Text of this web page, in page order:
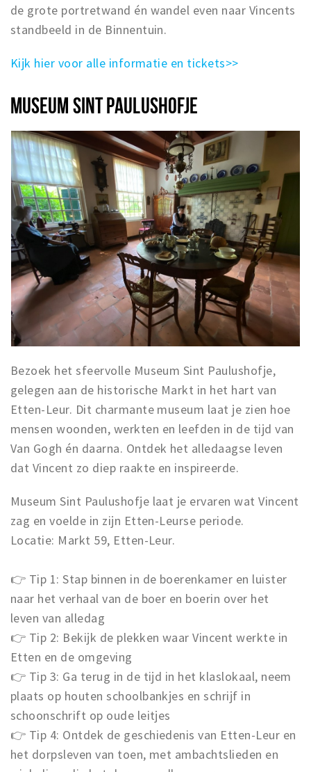
de grote portretwand én wandel even naar Vincents
standbeeld in de Binnentuin.
Kijk hier voor alle informatie en tickets>>
MUSEUM SINT PAULUSHOFJE
Bezoek het sfeervolle Museum Sint Paulushofje,
gelegen aan de historische Markt in het hart van
Etten-Leur. Dit charmante museum laat je zien hoe
mensen woonden, werkten en leefden in de tijd van
Van Gogh én daarna. Ontdek het alledaagse leven
dat Vincent zo diep raakte en inspireerde.
Museum Sint Paulushofje laat je ervaren wat Vincent
zag en voelde in zijn Etten-Leurse periode.
Locatie: Markt 59, Etten-Leur.
👉 Tip 1: Stap binnen in de boerenkamer en luister
naar het verhaal van de boer en boerin over het
leven van alledag
👉 Tip 2: Bekijk de plekken waar Vincent werkte in
Etten en de omgeving
👉 Tip 3: Ga terug in de tijd in het klaslokaal, neem
plaats op houten schoolbankjes en schrijf in
schoonschrift op oude leitjes
👉 Tip 4: Ontdek de geschiedenis van Etten-Leur en
het dorpsleven van toen, met ambachtslieden en